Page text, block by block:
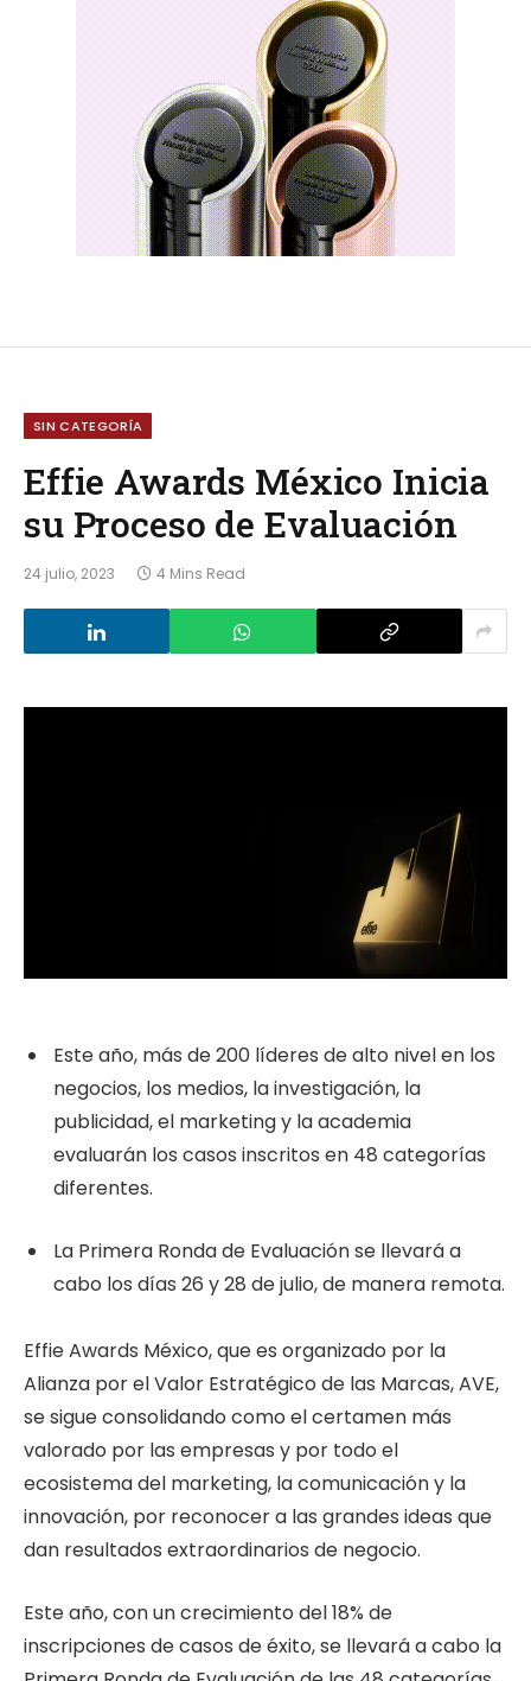
SIN CATEGORÍA
Effie Awards México Inicia
su Proceso de Evaluación
24 julio, 2023 4 Mins Read
Este año, más de 200 líderes de alto nivel en los
negocios, los medios, la investigación, la
publicidad, el marketing y la academia
evaluarán los casos inscritos en 48 categorías
diferentes.
La Primera Ronda de Evaluación se llevará a
cabo los días 26 y 28 de julio, de manera remota.
Effie Awards México, que es organizado por la
Alianza por el Valor Estratégico de las Marcas, AVE,
se sigue consolidando como el certamen más
valorado por las empresas y por todo el
ecosistema del marketing, la comunicación y la
innovación, por reconocer a las grandes ideas que
dan resultados extraordinarios de negocio.
Este año, con un crecimiento del 18% de
inscripciones de casos de éxito, se llevará a cabo la